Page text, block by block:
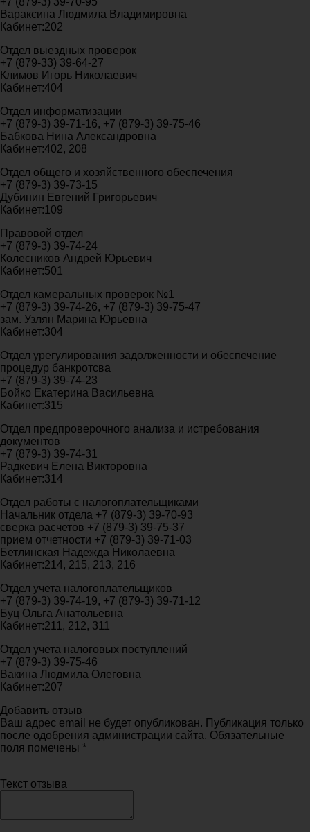
Вараксина Людмила Владимировна
Кабинет:202
Отдел выездных проверок
+7 (879-33) 39-64-27
Климов Игорь Николаевич
Кабинет:404
Отдел информатизации
+7 (879-3) 39-71-16, +7 (879-3) 39-75-46
Бабкова Нина Александровна
Кабинет:402, 208
Отдел общего и хозяйственного обеспечения
+7 (879-3) 39-73-15
Дубинин Евгений Григорьевич
Кабинет:109
Правовой отдел
+7 (879-3) 39-74-24
Колесников Андрей Юрьевич
Кабинет:501
Отдел камеральных проверок №1
+7 (879-3) 39-74-26, +7 (879-3) 39-75-47
зам. Узлян Марина Юрьевна
Кабинет:304
Отдел урегулирования задолженности и обеспечение
процедур банкротсва
+7 (879-3) 39-74-23
Бойко Екатерина Васильевна
Кабинет:315
Отдел предпроверочного анализа и истребования
документов
+7 (879-3) 39-74-31
Радкевич Елена Викторовна
Кабинет:314
Отдел работы с налогоплательщиками
Начальник отдела +7 (879-3) 39-70-93
cверка расчетов +7 (879-3) 39-75-37
прием отчетности +7 (879-3) 39-71-03
Бетлинская Надежда Николаевна
Кабинет:214, 215, 213, 216
Отдел учета налогоплательщиков
+7 (879-3) 39-74-19, +7 (879-3) 39-71-12
Буц Ольга Анатольевна
Кабинет:211, 212, 311
Отдел учета налоговых поступлений
+7 (879-3) 39-75-46
Вакина Людмила Олеговна
Кабинет:207
Добавить отзыв
Ваш адрес email не будет опубликован. Публикация только
после одобрения администрации сайта. Обязательные
поля помечены *
Текст отзыва